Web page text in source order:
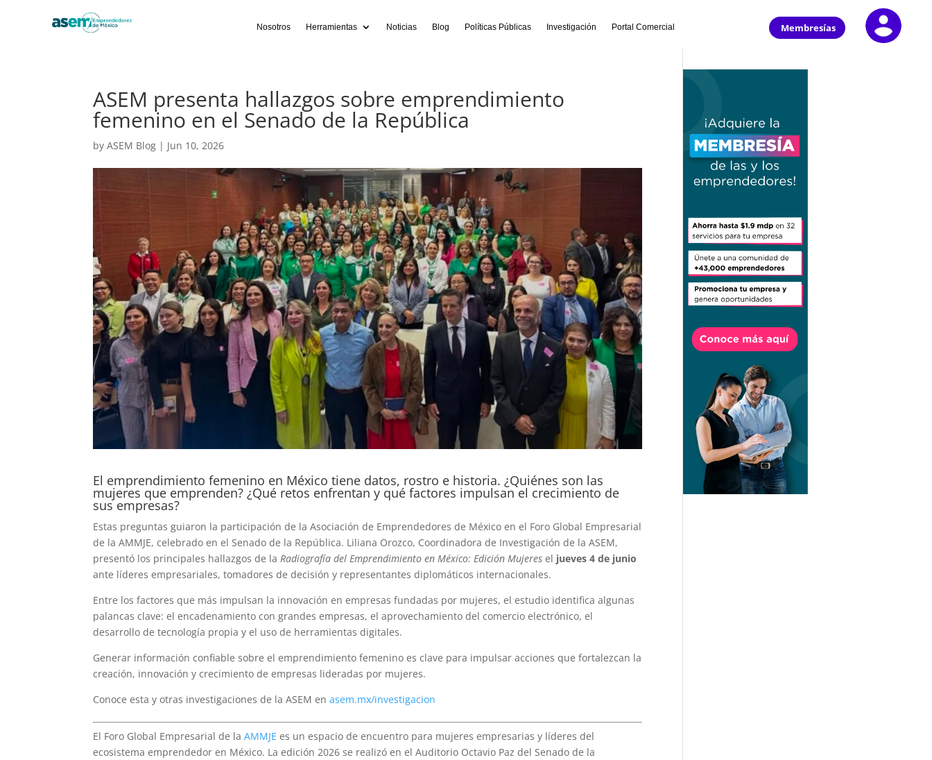
Nosotros Herramientas Noticias Blog Políticas Públicas Investigación Portal Comercial Membresías
ASEM presenta hallazgos sobre emprendimiento
femenino en el Senado de la República
byASEM Blog | Jun 10, 2026
El emprendimiento femenino en México tiene datos, rostro e historia. ¿Quiénes son las
mujeres que emprenden? ¿Qué retos enfrentan y qué factores impulsan el crecimiento de
sus empresas?
Estas preguntas guiaron la participación de la Asociación de Emprendedores de México en el Foro Global Empresarial
de la AMMJE, celebrado en el Senado de la República. Liliana Orozco, Coordinadora de Investigación de la ASEM,
presentó los principales hallazgos de laRadiografía del Emprendimiento en México: Edición Mujeres el jueves 4 de junio
ante líderes empresariales, tomadores de decisión y representantes diplomáticos internacionales.
Entre los factores que más impulsan la innovación en empresas fundadas por mujeres, el estudio identifica algunas
palancas clave: el encadenamiento con grandes empresas, el aprovechamiento del comercio electrónico, el
desarrollo de tecnología propia y el uso de herramientas digitales.
Generar información confiable sobre el emprendimiento femenino es clave para impulsar acciones que fortalezcan la
creación, innovación y crecimiento de empresas lideradas por mujeres.
Conoce esta y otras investigaciones de la ASEM enasem.mx/investigacion
El Foro Global Empresarial de laAMMJE es un espacio de encuentro para mujeres empresarias y líderes del
ecosistema emprendedor en México. La edición 2026 se realizó en el Auditorio Octavio Paz del Senado de la